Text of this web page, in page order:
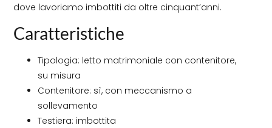
dove lavoriamo imbottiti da oltre cinquant’anni.
Caratteristiche
Tipologia: letto matrimoniale con contenitore,
su misura
Contenitore: sì, con meccanismo a
sollevamento
Testiera: imbottita